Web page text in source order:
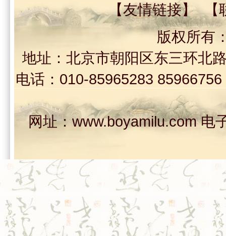
【友情链接】 【
版权所有
地址：北京市朝阳区东三环北
电话：010-85965283
网址：www.boyamilu.com 电